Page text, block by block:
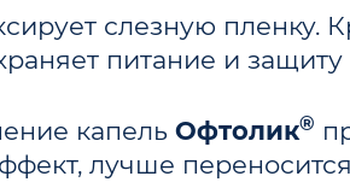
слезную пленку.
питание и
капель Офтолик®
лучше